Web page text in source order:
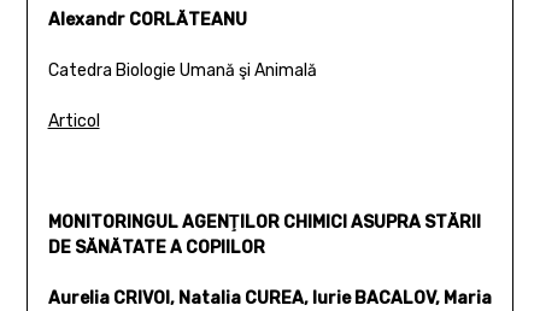
Alexandr CORLĂTEANU
Catedra Biologie Umană şi Animală
Articol
MONITORINGUL AGENŢILOR CHIMICI ASUPRA STĂRII
DE SĂNĂTATE A COPIILOR
Aurelia CRIVOI, Natalia CUREA, Iurie BACALOV, Maria